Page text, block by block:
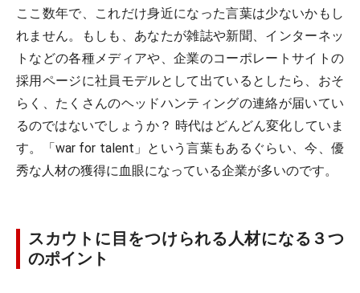
ここ数年で、これだけ身近になった言葉は少ないかもし
れません。もしも、あなたが雑誌や新聞、インターネッ
トなどの各種メディアや、企業のコーポレートサイトの
採用ページに社員モデルとして出ているとしたら、おそ
らく、たくさんのヘッドハンティングの連絡が届いてい
るのではないでしょうか？ 時代はどんどん変化していま
す。「war for talent」という言葉もあるぐらい、今、優
秀な人材の獲得に血眼になっている企業が多いのです。
スカウトに目をつけられる人材になる３つ
のポイント